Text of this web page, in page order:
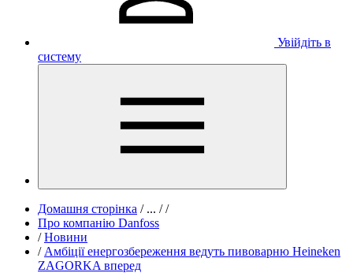
Увійдіть в
систему
Домашня сторінка /... / /
Про компанію Danfoss
/ Новини
/ Амбіції енергозбереження ведуть пивоварню Heineken
ZAGORKA вперед